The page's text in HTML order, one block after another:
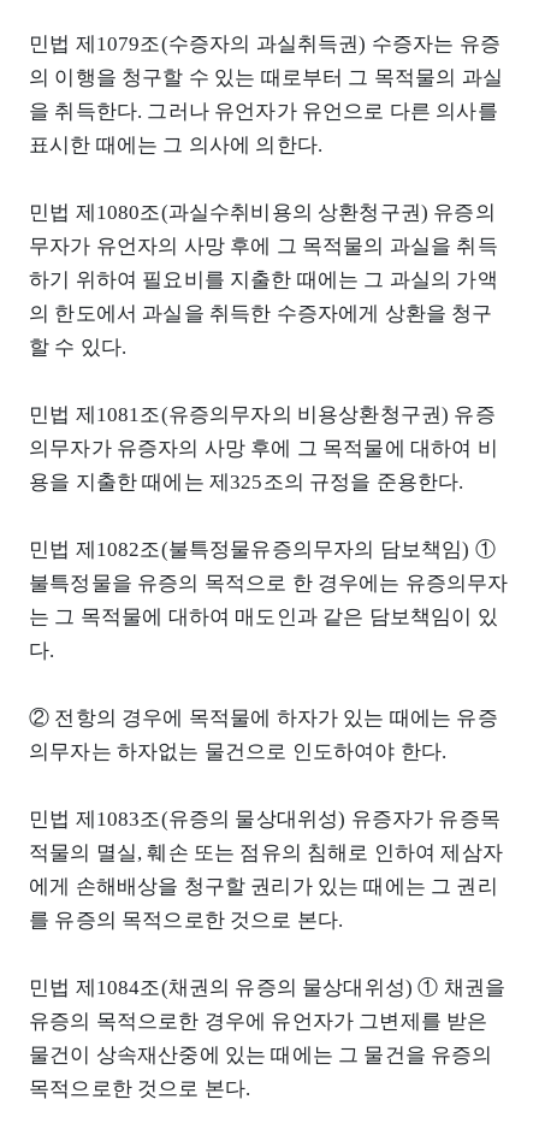
민법 제1079조(수증자의 과실취득권) 수증자는 유증
의 이행을 청구할 수 있는 때로부터 그 목적물의 과실
을 취득한다. 그러나 유언자가 유언으로 다른 의사를
표시한 때에는 그 의사에 의한다.
민법 제1080조(과실수취비용의 상환청구권) 유증의
무자가 유언자의 사망 후에 그 목적물의 과실을 취득
하기 위하여 필요비를 지출한 때에는 그 과실의 가액
의 한도에서 과실을 취득한 수증자에게 상환을 청구
할 수 있다.
민법 제1081조(유증의무자의 비용상환청구권) 유증
의무자가 유증자의 사망 후에 그 목적물에 대하여 비
용을 지출한 때에는 제325조의 규정을 준용한다.
민법 제1082조(불특정물유증의무자의 담보책임) ①
불특정물을 유증의 목적으로 한 경우에는 유증의무자
는 그 목적물에 대하여 매도인과 같은 담보책임이 있
다.
② 전항의 경우에 목적물에 하자가 있는 때에는 유증
의무자는 하자없는 물건으로 인도하여야 한다.
민법 제1083조(유증의 물상대위성) 유증자가 유증목
적물의 멸실, 훼손 또는 점유의 침해로 인하여 제삼자
에게 손해배상을 청구할 권리가 있는 때에는 그 권리
를 유증의 목적으로한 것으로 본다.
민법 제1084조(채권의 유증의 물상대위성) ① 채권을
유증의 목적으로한 경우에 유언자가 그변제를 받은
물건이 상속재산중에 있는 때에는 그 물건을 유증의
목적으로한 것으로 본다.